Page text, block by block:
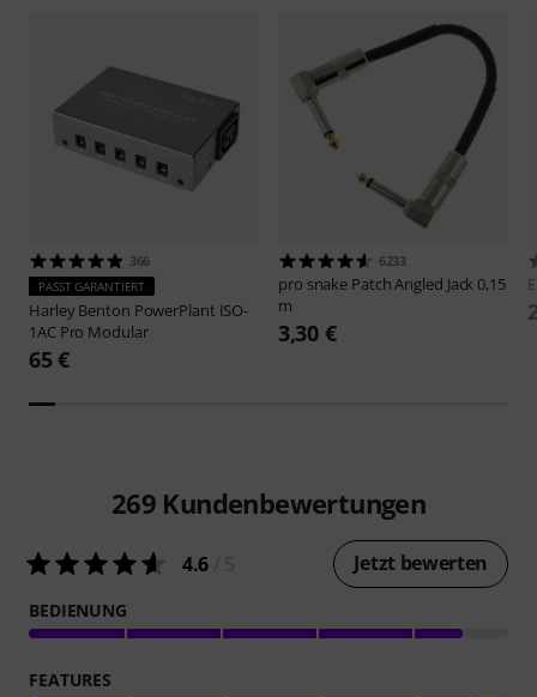
366
PASST GARANTIERT
Harley Benton PowerPlant ISO-
1AC Pro Modular
65 €
6233
pro snake Patch Angled Jack 0,15
m
3,30 €
269 Kundenbewertungen
4.6 Jetzt bewerten
BEDIENUNG
FEATURES